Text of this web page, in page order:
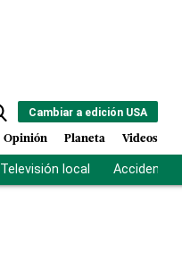
Cambiar a edición USA
Opinión Planeta Videos
Televisión local Accidente